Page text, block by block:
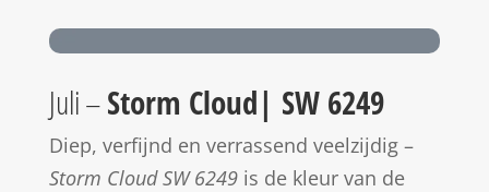
Juli –Storm Cloud| SW 6249
Diep, verfijnd en verrassend veelzijdig –
Storm Cloud SW 6249is de kleur van de